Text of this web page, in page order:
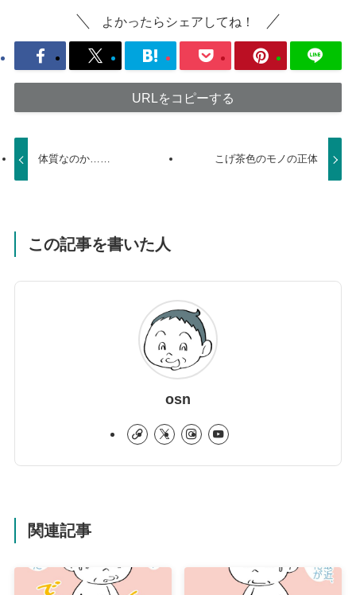
よかったらシェアしてね！
URLをコピーする
体質なのか…… こげ茶色のモノの正体
この記事を書いた人
osn
関連記事